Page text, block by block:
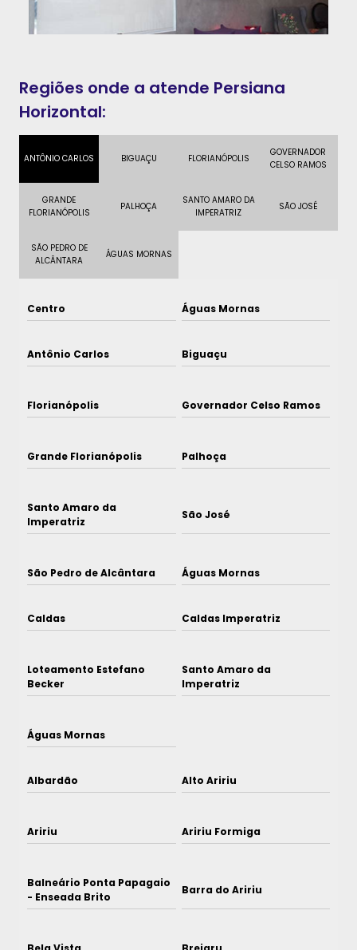
Regiões onde a atende Persiana
Horizontal:
ANTÔNIO CARLOS BIGUAÇU FLORIANÓPOLIS
GOVERNADOR
CELSO RAMOS
GRANDE
FLORIANÓPOLIS
PALHOÇA
SANTO AMARO DA
IMPERATRIZ
SÃO JOSÉ
SÃO PEDRO DE
ALCÂNTARA
ÁGUAS MORNAS
Centro Águas Mornas
Antônio Carlos Biguaçu
Florianópolis Governador Celso Ramos
Grande Florianópolis Palhoça
Santo Amaro da
Imperatriz
São José
São Pedro de Alcântara Águas Mornas
Caldas Caldas Imperatriz
Loteamento Estefano
Becker
Santo Amaro da
Imperatriz
Águas Mornas
Albardão Alto Aririu
Aririu Aririu Formiga
Balneário Ponta Papagaio
- Enseada Brito
Barra do Aririu